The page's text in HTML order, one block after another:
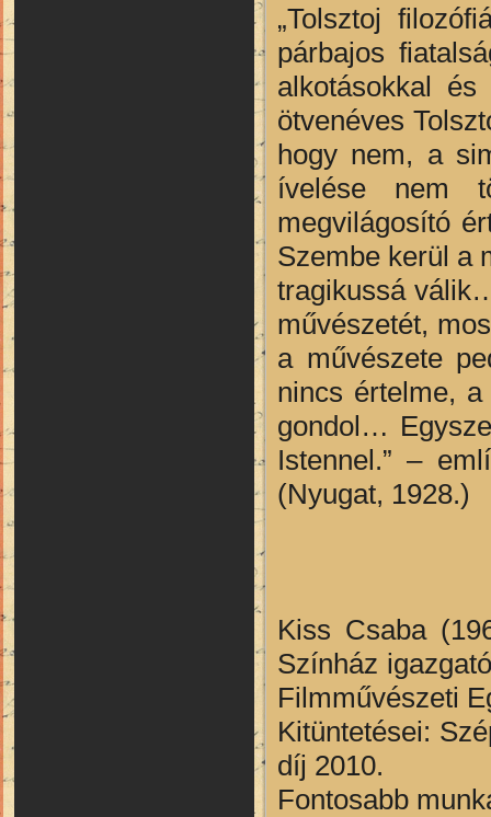
„Tolsztoj
párbajos
alkotásokkal
ötvenéves
hogy nem, a
ívelése nem
megvilágosító
Szembe kerül a
tragikussá
művészetét,
a művészete
nincs értelme,
gondol…
Istennel.” –
(Nyugat, 1928.)
Kiss Csaba
Színház
Filmművészeti
Kitüntetései:
díj 2010.
Fontosabb